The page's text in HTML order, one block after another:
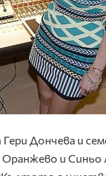
Дончева и
Оранжево и